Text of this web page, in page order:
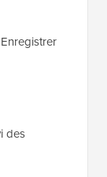
des